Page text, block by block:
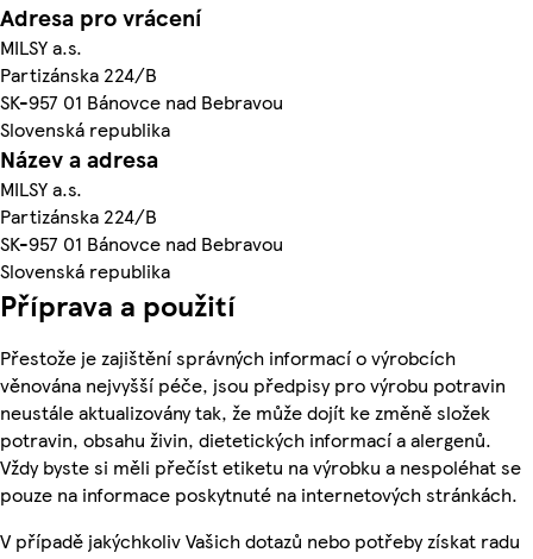
Adresa pro vrácení
MILSY a.s.
Partizánska 224/B
SK-957 01 Bánovce nad Bebravou
Slovenská republika
Název a adresa
MILSY a.s.
Partizánska 224/B
SK-957 01 Bánovce nad Bebravou
Slovenská republika
Příprava a použití
Přestože je zajištění správných informací o výrobcích
věnována nejvyšší péče, jsou předpisy pro výrobu potravin
neustále aktualizovány tak, že může dojít ke změně složek
potravin, obsahu živin, dietetických informací a alergenů.
Vždy byste si měli přečíst etiketu na výrobku a nespoléhat se
pouze na informace poskytnuté na internetových stránkách.
V případě jakýchkoliv Vašich dotazů nebo potřeby získat radu